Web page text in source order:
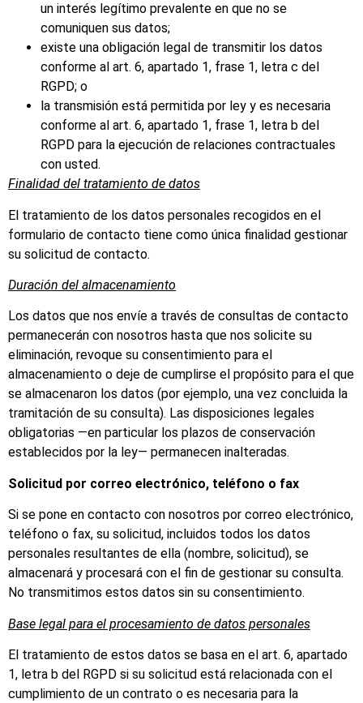
un interés legítimo prevalente en que no se
comuniquen sus datos;
existe una obligación legal de transmitir los datos
conforme al art. 6, apartado 1, frase 1, letra c del
RGPD; o
la transmisión está permitida por ley y es necesaria
conforme al art. 6, apartado 1, frase 1, letra b del
RGPD para la ejecución de relaciones contractuales
con usted.
Finalidad del tratamiento de datos
El tratamiento de los datos personales recogidos en el
formulario de contacto tiene como única finalidad gestionar
su solicitud de contacto.
Duración del almacenamiento
Los datos que nos envíe a través de consultas de contacto
permanecerán con nosotros hasta que nos solicite su
eliminación, revoque su consentimiento para el
almacenamiento o deje de cumplirse el propósito para el que
se almacenaron los datos (por ejemplo, una vez concluida la
tramitación de su consulta). Las disposiciones legales
obligatorias —en particular los plazos de conservación
establecidos por la ley— permanecen inalteradas.
Solicitud por correo electrónico, teléfono o fax
Si se pone en contacto con nosotros por correo electrónico,
teléfono o fax, su solicitud, incluidos todos los datos
personales resultantes de ella (nombre, solicitud), se
almacenará y procesará con el fin de gestionar su consulta.
No transmitimos estos datos sin su consentimiento.
Base legal para el procesamiento de datos personales
El tratamiento de estos datos se basa en el art. 6, apartado
1, letra b del RGPD si su solicitud está relacionada con el
cumplimiento de un contrato o es necesaria para la